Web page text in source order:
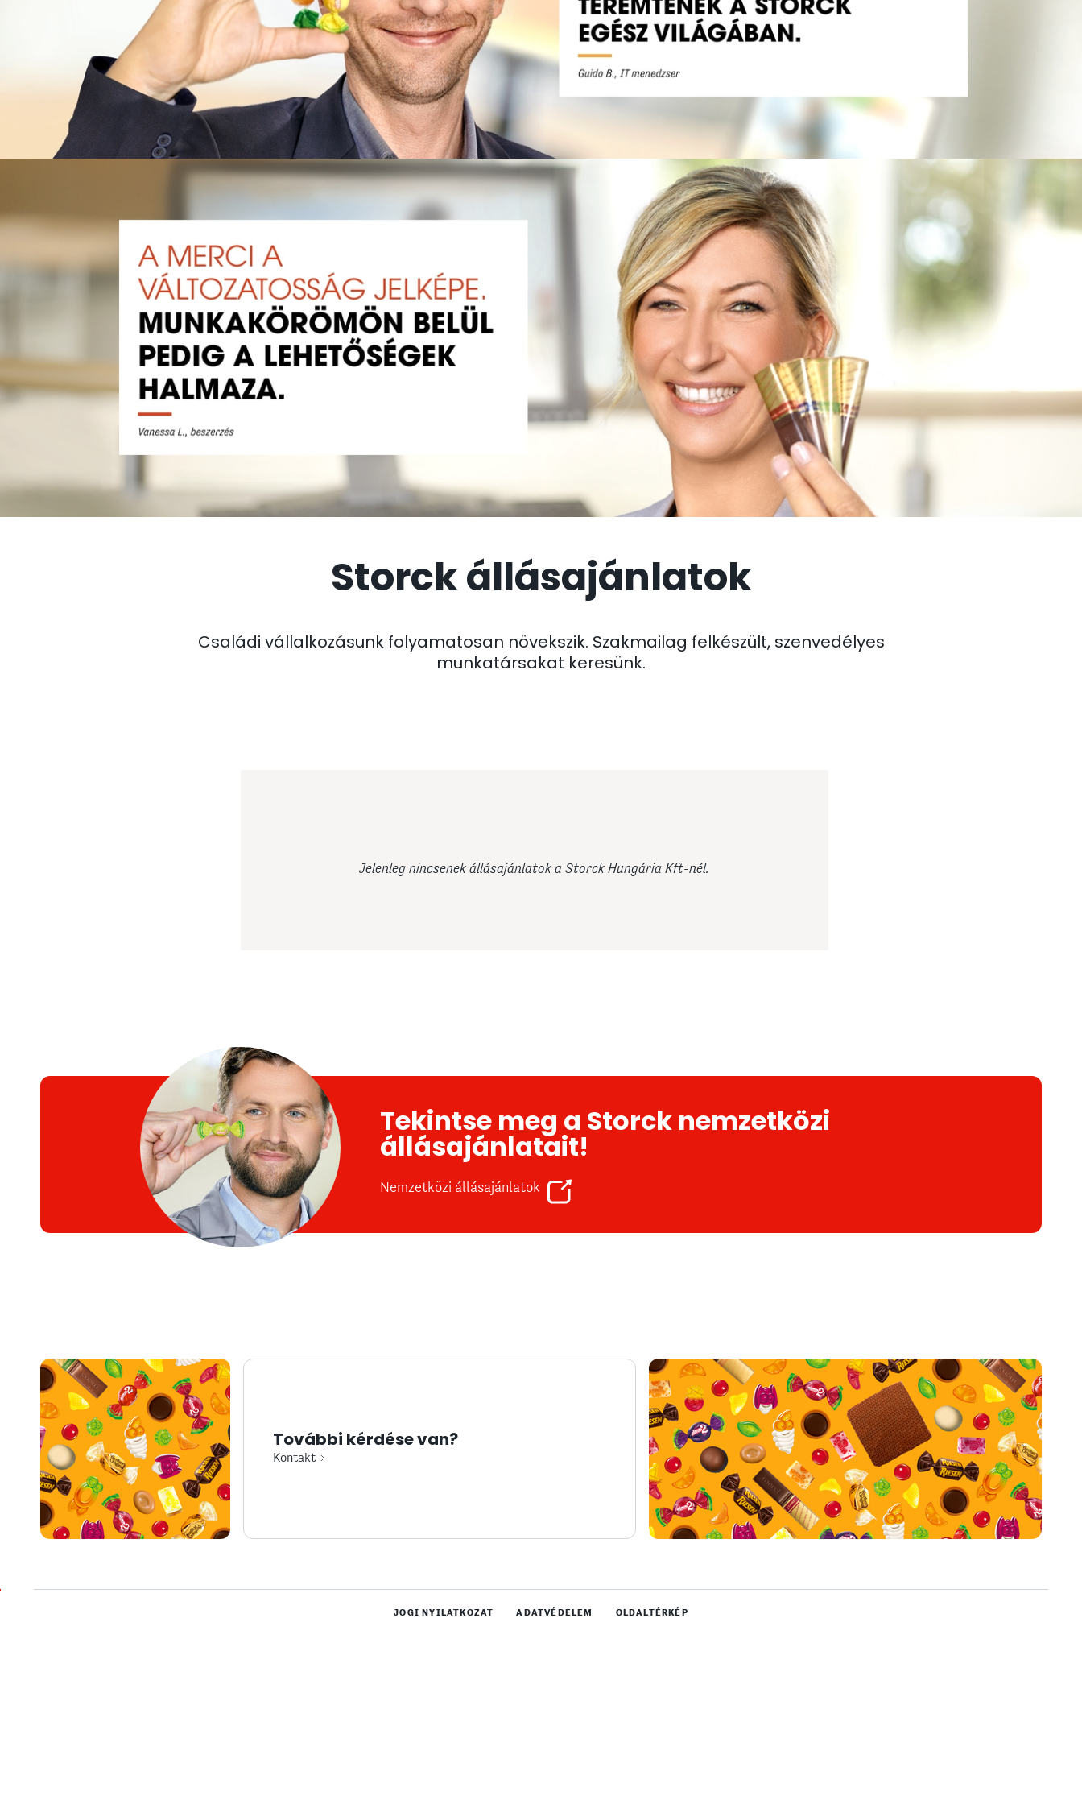
Storck állásajánlatok
Családi vállalkozásunk folyamatosan növekszik. Szakmailag felkészült, szenvedélyes
munkatársakat keresünk.
Jelenleg nincsenek állásajánlatok a Storck Hungária Kft-nél.
Tekintse meg a Storck nemzetközi
állásajánlatait!
Nemzetközi állásajánlatok
További kérdése van?
Kontakt
JOGI NYILATKOZAT ADATVÉDELEM OLDALTÉRKÉP